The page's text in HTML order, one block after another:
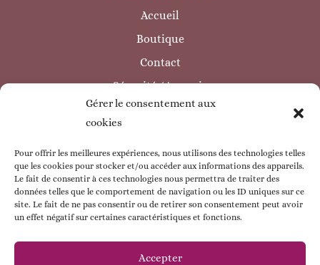
Gérer le consentement aux
cookies
Pour offrir les meilleures expériences, nous utilisons des technologies telles
que les cookies pour stocker et/ou accéder aux informations des appareils.
Le fait de consentir à ces technologies nous permettra de traiter des
données telles que le comportement de navigation ou les ID uniques sur ce
site. Le fait de ne pas consentir ou de retirer son consentement peut avoir
un effet négatif sur certaines caractéristiques et fonctions.
Accepter
Accueil
Boutique
Contact
Sécurité / à savoir
INFORMATIONS LÉGALES
Mentions légales
Politique de confidentialité
Politique de cookie
CGV
ESPACE CLIENT
Mon compte